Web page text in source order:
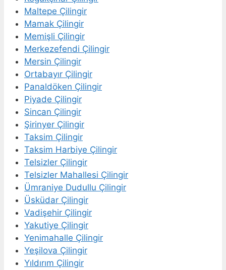
Maltepe Çilingir
Mamak Çilingir
Memişli Çilingir
Merkezefendi Çilingir
Mersin Çilingir
Ortabayır Çilingir
Panaldöken Çilingir
Piyade Çilingir
Sincan Çilingir
Şirinyer Çilingir
Taksim Çilingir
Taksim Harbiye Çilingir
Telsizler Çilingir
Telsizler Mahallesi Çilingir
Ümraniye Dudullu Çilingir
Üsküdar Çilingir
Vadişehir Çilingir
Yakutiye Çilingir
Yenimahalle Çilingir
Yeşilova Çilingir
Yıldırım Çilingir